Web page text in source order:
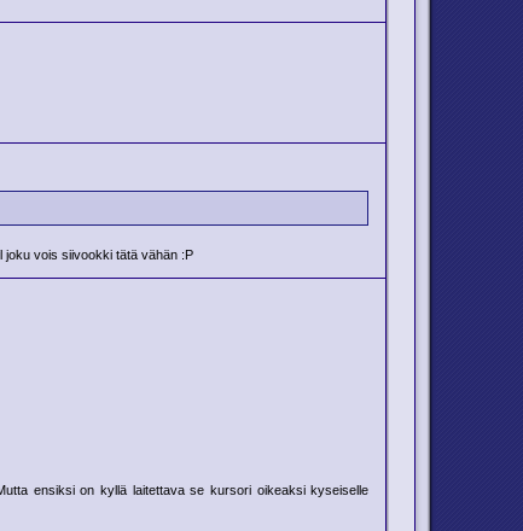
joku vois siivookki tätä vähän :P
ensiksi on kyllä laitettava se kursori oikeaksi kyseiselle